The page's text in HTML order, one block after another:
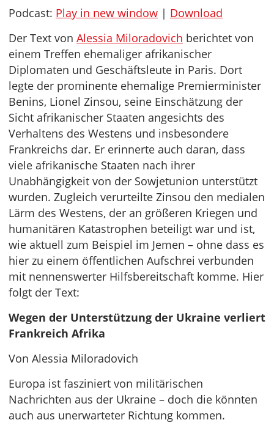
Podcast: Play in new window | Download
Der Text von Alessia Miloradovich berichtet von
einem Treffen ehemaliger afrikanischer
Diplomaten und Geschäftsleute in Paris. Dort
legte der prominente ehemalige Premierminister
Benins, Lionel Zinsou, seine Einschätzung der
Sicht afrikanischer Staaten angesichts des
Verhaltens des Westens und insbesondere
Frankreichs dar. Er erinnerte auch daran, dass
viele afrikanische Staaten nach ihrer
Unabhängigkeit von der Sowjetunion unterstützt
wurden. Zugleich verurteilte Zinsou den medialen
Lärm des Westens, der an größeren Kriegen und
humanitären Katastrophen beteiligt war und ist,
wie aktuell zum Beispiel im Jemen – ohne dass es
hier zu einem öffentlichen Aufschrei verbunden
mit nennenswerter Hilfsbereitschaft komme. Hier
folgt der Text:
Wegen der Unterstützung der Ukraine verliert
Frankreich Afrika
Von Alessia Miloradovich
Europa ist fasziniert von militärischen
Nachrichten aus der Ukraine – doch die könnten
auch aus unerwarteter Richtung kommen.